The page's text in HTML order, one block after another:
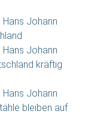
Johann
Johann
kräftig
Johann
bleiben auf